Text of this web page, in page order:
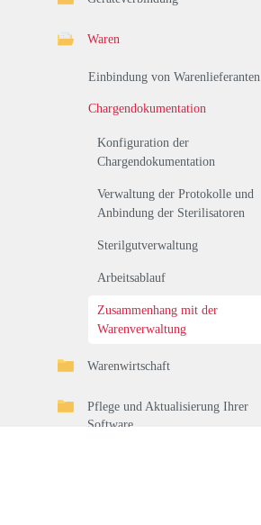
Waren
Einbindung von Warenlieferanten
Chargendokumentation
Konfiguration der
Chargendokumentation
Verwaltung der Protokolle und
Anbindung der Sterilisatoren
Sterilgutverwaltung
Arbeitsablauf
Zusammenhang mit der
Warenverwaltung
Warenwirtschaft
Pflege und Aktualisierung Ihrer
Software